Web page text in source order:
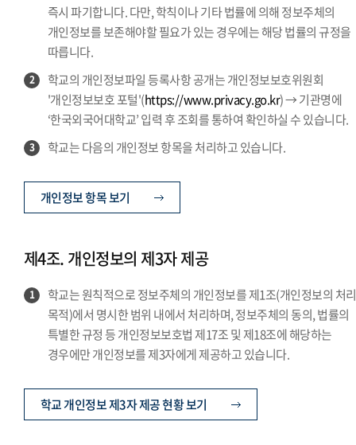
즉시 파기합니다. 다만, 학칙이나 기타 법률에 의해 정보주체의
개인정보를 보존해야할 필요가 있는 경우에는 해당 법률의 규정을
따릅니다.
2
학교의 개인정보파일 등록사항 공개는 개인정보보호위원회
'개인정보보호 포털'(https://www.privacy.go.kr) → 기관명에
‘한국외국어대학교’ 입력 후 조회를 통하여 확인하실 수 있습니다.
3 학교는 다음의 개인정보 항목을 처리하고 있습니다.
개인정보 항목 보기
제4조. 개인정보의 제3자 제공
1
학교는 원칙적으로 정보주체의 개인정보를 제1조(개인정보의 처리
목적)에서 명시한 범위 내에서 처리하며, 정보주체의 동의, 법률의
특별한 규정 등 개인정보보호법 제17조 및 제18조에 해당하는
경우에만 개인정보를 제3자에게 제공하고 있습니다.
학교 개인정보 제3자 제공 현황 보기